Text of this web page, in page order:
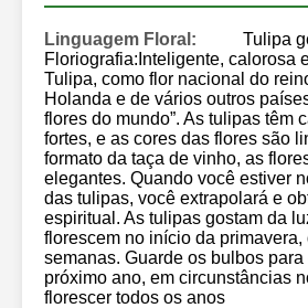
Linguagem Floral:
Tulipa
Floriografia:Inteligente, calorosa
Tulipa, como flor nacional do
Holanda e de vários outros
flores do mundo”. As tulipas têm
fortes, e as cores das flores são
formato da taça de vinho, as
elegantes. Quando você estiver
das tulipas, você extrapolará e
espiritual. As tulipas gostam da
florescem no início da primavera,
semanas. Guarde os bulbos
próximo ano, em circunstâncias
florescer todos os anos